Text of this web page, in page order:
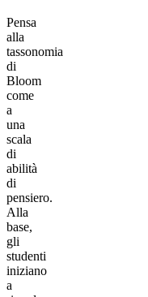
Pensa
alla
tassonomia
di
Bloom
come
a
una
scala
di
abilità
di
pensiero.
Alla
base,
gli
studenti
iniziano
a